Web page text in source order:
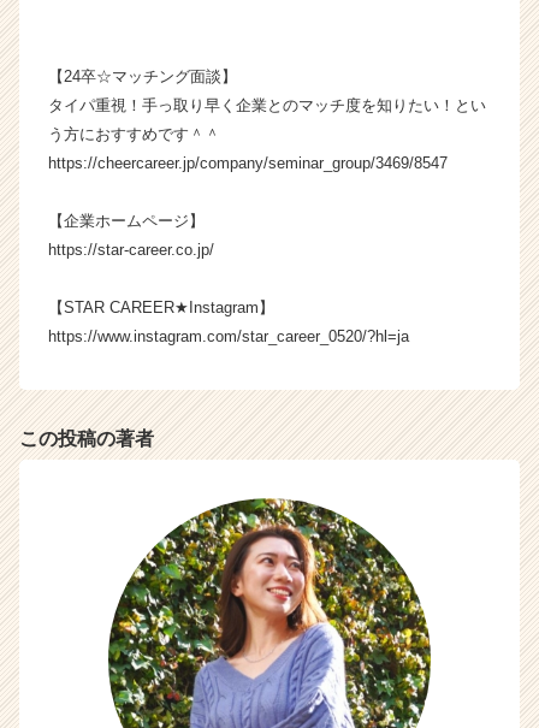
ア
キ
ャ
リ
e
r
C
r）
【24卒☆マッチング面談】
タイパ重視！手っ取り早く企業とのマッチ度を知りたい！とい
う方におすすめです＾＾
https://cheercareer.jp/company/seminar_group/3469/8547
【企業ホームページ】
https://star-career.co.jp/
【STAR CAREER★Instagram】
https://www.instagram.com/star_career_0520/?hl=ja
この投稿の著者